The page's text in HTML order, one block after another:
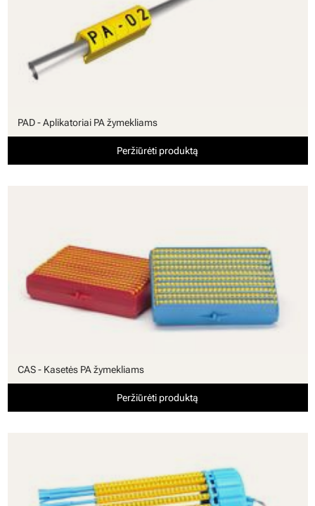
PAD - Aplikatoriai PA žymekliams
Peržiūrėti produktą
CAS - Kasetės PA žymekliams
Peržiūrėti produktą